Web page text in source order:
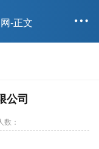
-正文 
公司
数：